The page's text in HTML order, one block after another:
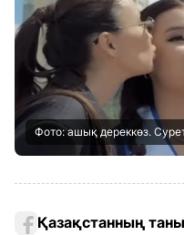
Фото: ашық дереккөз.
Қазақстанның